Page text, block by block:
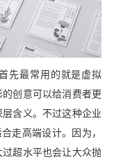
先最常用的就是虚拟
创意可以给消费者更
含义。不过这种企业
走高端设计。因为，
超水平也会让大众抛